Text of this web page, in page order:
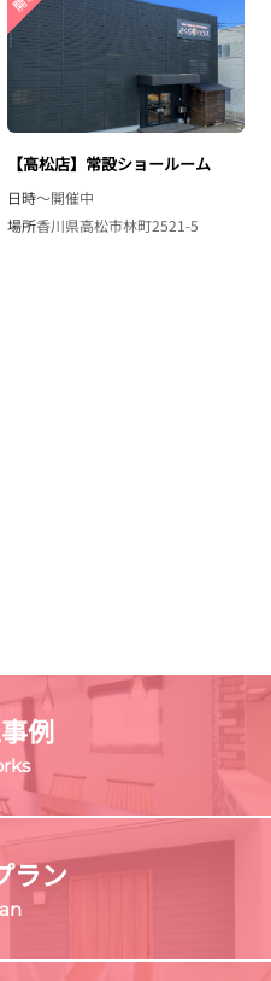
【高松店】常設ショールーム
日時〜開催中
場所香川県高松市林町2521-5
例
ラン